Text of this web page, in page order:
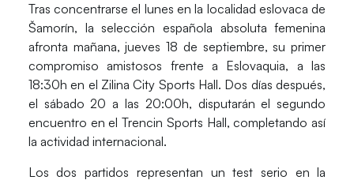
Tras concentrarse el lunes en la localidad eslovaca de
Šamorín, la selección española absoluta femenina
afronta mañana,jueves 18 de septiembre, su primer
compromiso amistosos frente a Eslovaquia, a las
18:30h en el Zilina City Sports Hall. Dos días después,
el sábado 20 a las 20:00h, disputarán el segundo
encuentro en elTrencin Sports Hall, completando así
la actividad internacional.
Los dos partidos representan un test serio en la